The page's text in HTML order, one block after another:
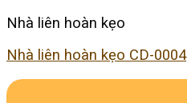
Nhà liên hoàn kẹo
Nhà liên hoàn kẹo CD-0004